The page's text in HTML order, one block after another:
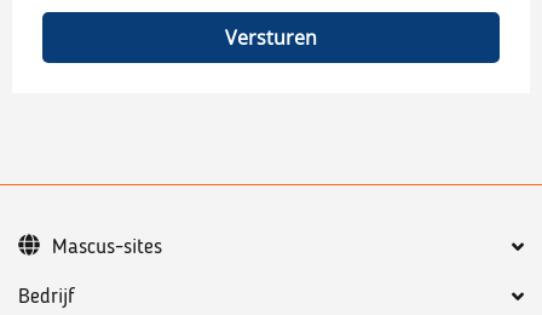
Versturen
Bedrijf
Mascus-sites